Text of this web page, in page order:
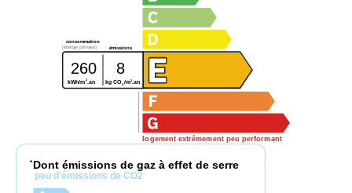
logement extrêmement peu performant
consommation
émissions
(énergie primaire)
260 8
kWh/m2.an kg CO2/m2 .an
* Dont émissions de gaz à effet de serre
peu d'émissions de CO2